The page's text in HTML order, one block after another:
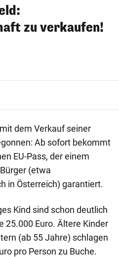
zu verkaufen!
dem Verkauf seiner
Ab sofort bekommt
EU-Pass, der einem
(etwa
in Österreich) garantiert.
Kind sind schon deutlich
25.000 Euro. Ältere Kinder
(ab 55 Jahre) schlagen
pro Person zu Buche.